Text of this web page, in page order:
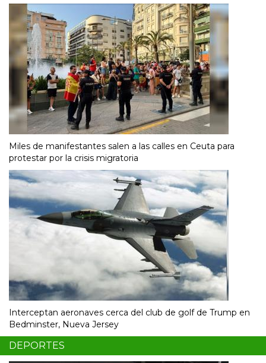
Miles de manifestantes salen a las calles en Ceuta para
protestar por la crisis migratoria
Interceptan aeronaves cerca del club de golf de Trump en
Bedminster, Nueva Jersey
DEPORTES